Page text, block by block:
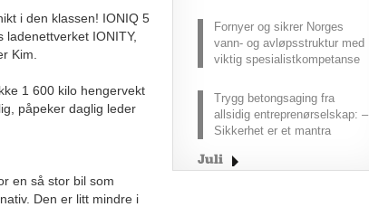
i den klassen! IONIQ 5
IONITY,
Kim.
1 600 kilo hengervekt
påpeker daglig leder
en så stor bil som
Den er litt mindre i
Fornyer og sikrer Norges
vann- og avløpsstruktur med
viktig spesialistkompetanse
Trygg betongsaging fra
allsidig entreprenørselskap: –
Sikkerhet er et mantra
Juli